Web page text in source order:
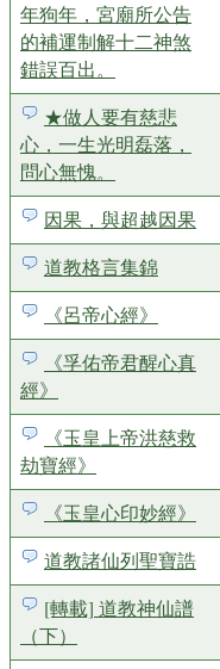
年狗年，宮廟所公告
的補運制解十二神煞
錯誤百出。
★做人要有慈悲
心，一生光明磊落，
問心無愧。
因果，與超越因果
道教格言集錦
《呂帝心經》
《孚佑帝君醒心真
經》
《玉皇上帝洪慈救
劫寶經》
《玉皇心印妙經》
道教諸仙列聖寶誥
[轉載] 道教神仙譜
（下）